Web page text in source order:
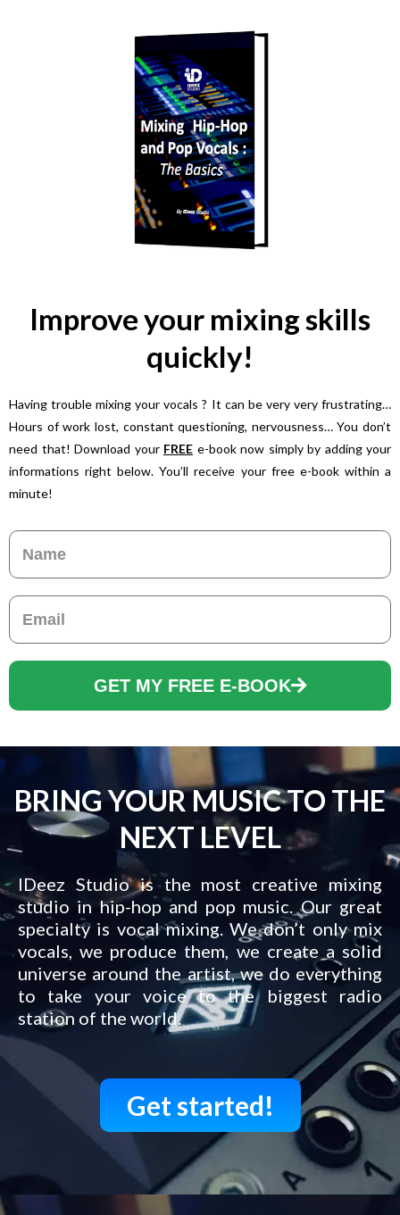
Improve your mixing skills
quickly!
Having trouble mixing your vocals ? It can be very very frustrating…
Hours of work lost, constant questioning, nervousness… You don’t
need that! Download your FREE e-book now simply by adding your
informations right below. You’ll receive your free e-book within a
minute!
Name
Email
GET MY FREE E-BOOK
BRING YOUR MUSIC TO THE
NEXT LEVEL
IDeez Studio is the most creative mixing
studio in hip-hop and pop music. Our great
specialty is vocal mixing. We don’t only mix
vocals, we produce them, we create a solid
universe around the artist, we do everything
to take your voice to the biggest radio
station of the world.
Get started!